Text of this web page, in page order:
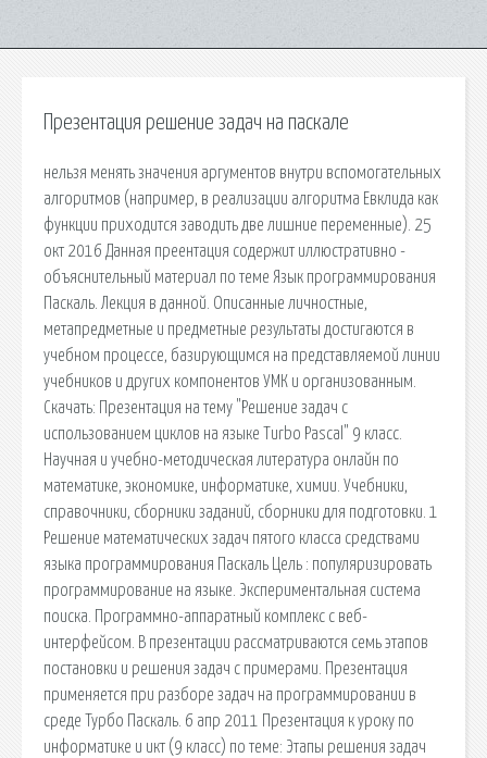
Презентация решение задач на паскале
нельзя менять значения аргументов внутри вспомогательных
алгоритмов (например, в реализации алгоритма Евклида как
функции приходится заводить две лишние переменные). 25
окт 2016 Данная преентация содержит иллюстративно -
объяснительный материал по теме Язык программирования
Паскаль. Лекция в данной. Описанные личностные,
метапредметные и предметные результаты достигаются в
учебном процессе, базирующимся на представляемой линии
учебников и других компонентов УМК и организованным.
Скачать: Презентация на тему "Решение задач с
использованием циклов на языке Turbo Pascal" 9 класс.
Научная и учебно-методическая литература онлайн по
математике, экономике, информатике, химии. Учебники,
справочники, сборники заданий, сборники для подготовки. 1
Решение математических задач пятого класса средствами
языка программирования Паскаль Цель : популяризировать
программирование на языке. Экспериментальная система
поиска. Программно-аппаратный комплекс с веб-
интерфейсом. В презентации рассматриваются семь этапов
постановки и решения задач с примерами. Презентация
применяется при разборе задач на программировании в
среде Турбо Паскаль. 6 апр 2011 Презентация к уроку по
информатике и икт (9 класс) по теме: Этапы решения задач